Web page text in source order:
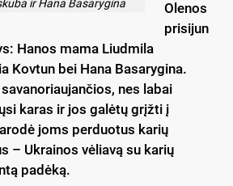
ir Hana Basarygina
Olenos
prisijun
Hanos mama Liudmila
Kovtun bei Hana Basarygina.
nes labai
karas ir jos galėtų grįžti į
joms perduotus karių
– Ukrainos vėliavą su karių
padėką.